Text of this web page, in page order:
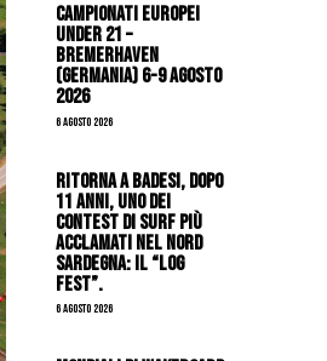
Campionati Europei
Under 21 –
Bremerhaven
(Germania) 6-9 agosto
2026
6 Agosto 2026
Ritorna a Badesi, dopo
11 anni, uno dei
contest di surf più
acclamati nel nord
Sardegna: il “Log
Fest”.
6 Agosto 2026